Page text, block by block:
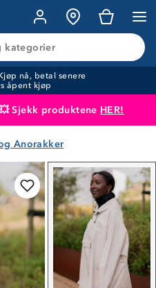
kategorier
nå, betal senere
åpent kjøp
Sjekk produktene HER!
Til kassen
Anorakker